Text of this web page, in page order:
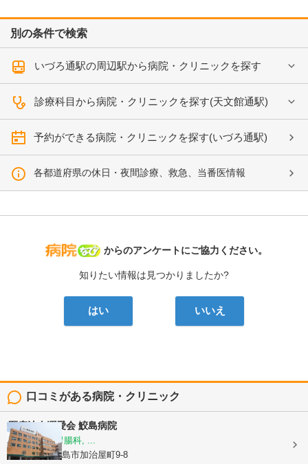
別の条件で検索
いづろ通駅の周辺駅から病院・クリニックを探す
診療科目から病院・クリニックを探す(天文館通駅)
予約ができる病院・クリニックを探す(いづろ通駅)
各都道府県の休日・夜間診療、救急、当番医情報
病院なび
からのアンケートにご協力ください。
知りたい情報は見つかりましたか?
はい いいえ
口コミがある病院・クリニック
医療法人潤愛会 鮫島病院
内科, 外科, 胃腸科, ...
鹿児島県鹿児島市加治屋町9-8